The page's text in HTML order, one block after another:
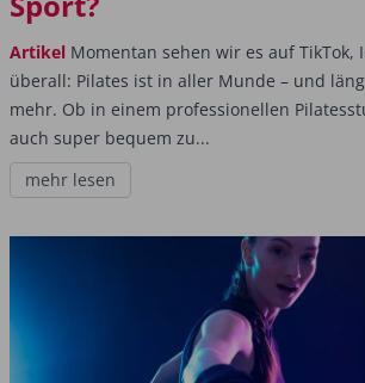
Artikel Momentan sehen wir es auf TikTok,
überall: Pilates ist in aller Munde – und
mehr. Ob in einem professionellen
auch super bequem zu...
mehr lesen